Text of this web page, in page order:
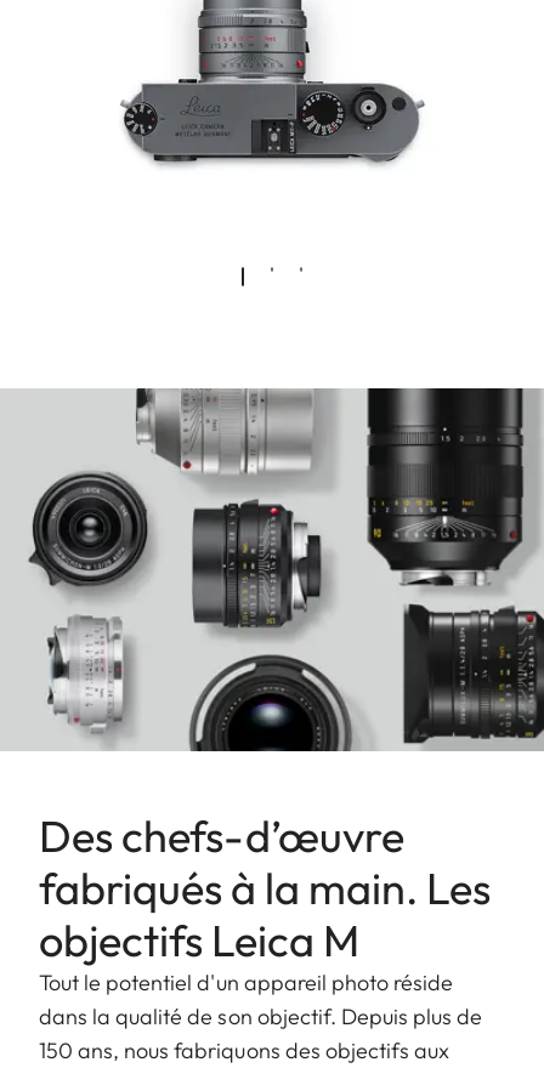
Des chefs-d’œuvre
fabriqués à la main. Les
objectifs Leica M
Tout le potentiel d'un appareil photo réside
dans la qualité de son objectif. Depuis plus de
150 ans, nous fabriquons des objectifs aux